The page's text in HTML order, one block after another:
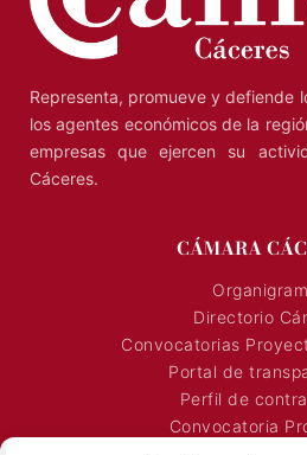
Representa, promueve y defiende
los agentes económicos de la
empresas que ejercen su
Cáceres.
CÁMARA
Directorio
Convocatorias
Portal de
Perfil de
Convocatoria